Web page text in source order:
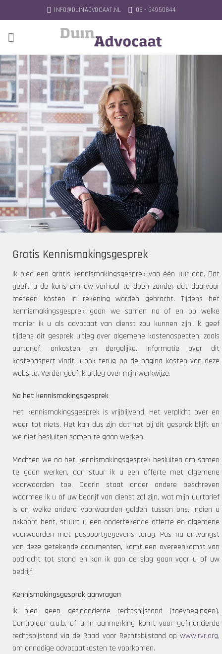
naar
inhoud
INFO@DUINADVOCAAT.NL 06 - 54950844
Gratis Kennismakingsgesprek
Ik bied een gratis kennismakingsgesprek van één uur aan. Dat
geeft u de kans om uw verhaal te doen zonder dat daarvoor
meteen kosten in rekening worden gebracht. Tijdens het
kennismakingsgesprek gaan we samen na of en op welke
manier ik u als advocaat van dienst zou kunnen zijn. Ik geef
tijdens dit gesprek uitleg over algemene kostenaspecten, zoals
uurtarief, onkosten en dergelijke. Informatie over dit
kostenaspect vindt u ook terug op de pagina kosten van deze
website. Verder geef ik uitleg over mijn werkwijze.
Na het kennismakingsgesprek
Het kennismakingsgesprek is vrijblijvend. Het verplicht over en
weer tot niets. Het kan dus zijn dat het bij dit gesprek blijft en
we niet besluiten samen te gaan werken.
Mochten we na het kennismakingsgesprek besluiten om samen
te gaan werken, dan stuur ik u een offerte met algemene
voorwaarden toe. Daarin staat onder andere beschreven
waarmee ik u of uw bedrijf van dienst zal zijn, wat mijn uurtarief
is en welke andere voorwaarden gelden tussen ons. Indien u
akkoord bent, stuurt u een ondertekende offerte en algemene
voorwaarden met paspoortgegevens terug. Pas na ontvangst
van deze getekende documenten, komt een overeenkomst van
opdracht tot stand en kan ik aan de slag gaan voor u of uw
bedrijf.
Kennismakingsgesprek aanvragen
Ik bied geen gefinancierde rechtsbijstand (toevoegingen).
Controleer a.u.b. of u in aanmerking komt voor gefinancierde
rechtsbijstand via de Raad voor Rechtsbijstand op www.rvr.org,
om onnodige advocaatkosten te voorkomen.